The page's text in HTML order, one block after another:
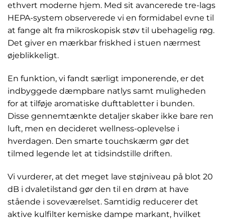
ethvert moderne hjem. Med sit avancerede tre-lags
HEPA-system observerede vi en formidabel evne til
at fange alt fra mikroskopisk støv til ubehagelig røg.
Det giver en mærkbar friskhed i stuen nærmest
øjeblikkeligt.
En funktion, vi fandt særligt imponerende, er det
indbyggede dæmpbare natlys samt muligheden
for at tilføje aromatiske dufttabletter i bunden.
Disse gennemtænkte detaljer skaber ikke bare ren
luft, men en decideret wellness-oplevelse i
hverdagen. Den smarte touchskærm gør det
tilmed legende let at tidsindstille driften.
Vi vurderer, at det meget lave støjniveau på blot 20
dB i dvaletilstand gør den til en drøm at have
stående i soveværelset. Samtidig reducerer det
aktive kulfilter kemiske dampe markant, hvilket